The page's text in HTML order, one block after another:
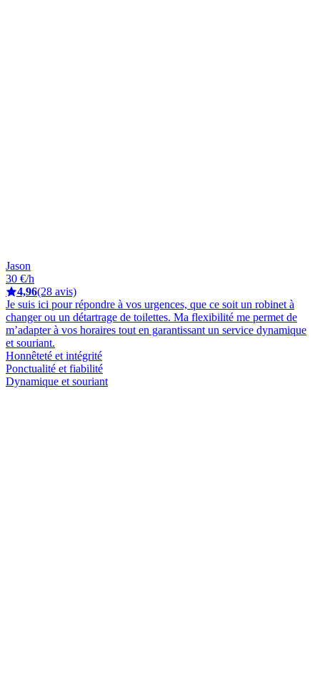
Jason
30 €/h
4,96(28 avis)
Je suis ici pour répondre à vos urgences, que ce soit un robinet à
changer ou un détartrage de toilettes. Ma flexibilité me permet de
m’adapter à vos horaires tout en garantissant un service dynamique
et souriant.
Honnêteté et intégrité
Ponctualité et fiabilité
Dynamique et souriant